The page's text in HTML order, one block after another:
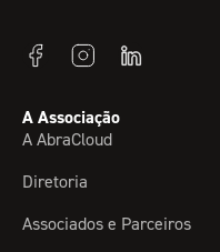
A Associação
A AbraCloud
Diretoria
Associados e Parceiros